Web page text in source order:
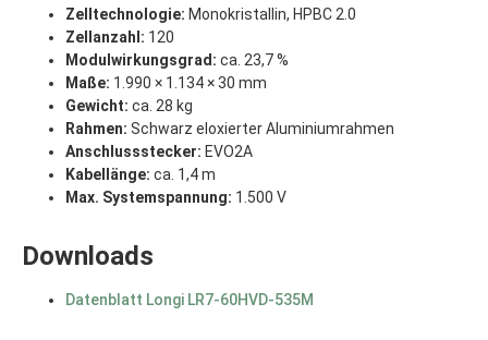
Zelltechnologie: Monokristallin, HPBC 2.0
Zellanzahl: 120
Modulwirkungsgrad: ca. 23,7 %
Maße: 1.990 × 1.134 × 30 mm
Gewicht: ca. 28 kg
Rahmen: Schwarz eloxierter Aluminiumrahmen
Anschlussstecker: EVO2A
Kabellänge: ca. 1,4 m
Max. Systemspannung: 1.500 V
Downloads
Datenblatt Longi LR7-60HVD-535M